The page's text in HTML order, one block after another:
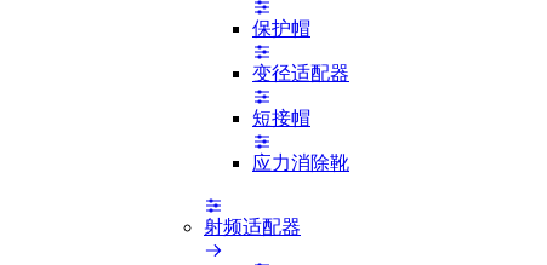
保护帽
变径适配器
短接帽
应力消除靴
射频适配器